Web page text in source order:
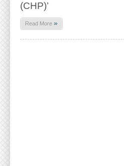
(CHP)’
Read More »